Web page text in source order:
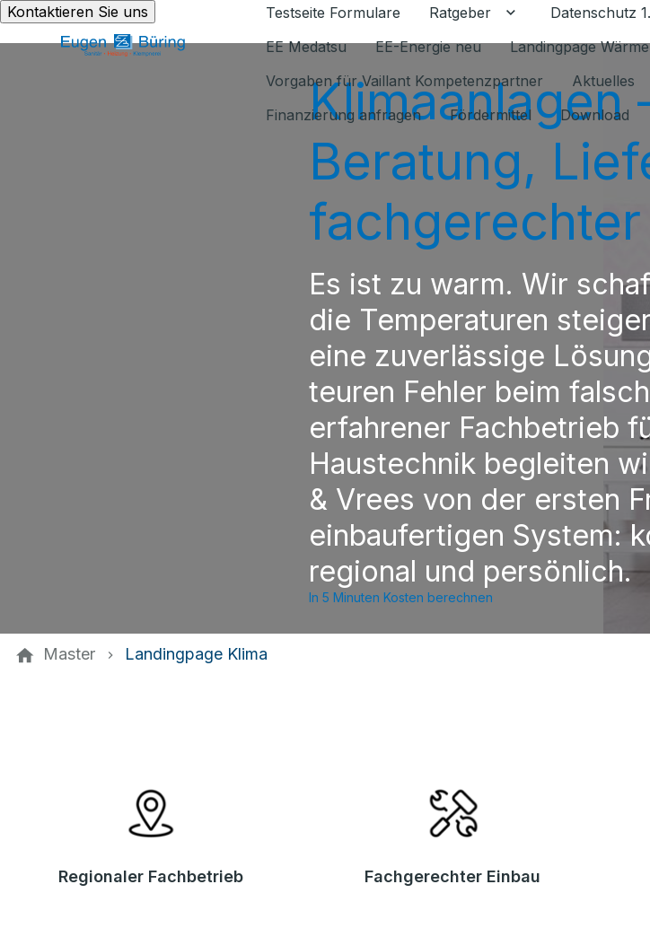
Kontaktieren Sie uns Testseite Formulare Ratgeber Untermenü für
Datenschutz
EE Medatsu
EE-Energie neu Landingpage
Vorgaben für Vaillant Kompetenzpartner
Aktuelles
Finanzierung anfragen
Fördermittel Download
Klimaanlagen
Beratung,
fachgerechter
Es ist zu warm. Wir
die Temperaturen
eine zuverlässige
teuren Fehler beim
erfahrener Fachbetrieb
Haustechnik begleiten
& Vrees von der ersten
einbaufertigen System:
regional und persönlich.
In 5 Minuten Kosten berechnen
Master Landingpage Klima
Regionaler Fachbetrieb Fachgerechter Einbau